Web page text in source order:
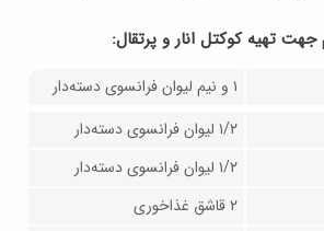
جهت تهيه کوکتل انار و پرتقال:
۱ و نیم لیوان فرانسوی دسته‌دار
۱/۲ لیوان فرانسوی دسته‌دار
۱/۲ لیوان فرانسوی دسته‌دار
۲ قاشق غذاخوری